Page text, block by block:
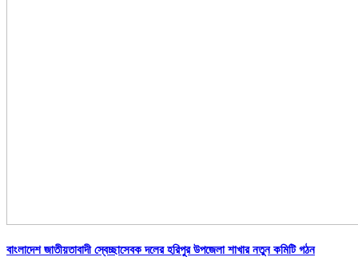
বাংলাদেশ জাতীয়তাবাদী স্বেচ্ছাসেবক দলের হরিপুর উপজেলা শাখার নতুন কমিটি গঠন